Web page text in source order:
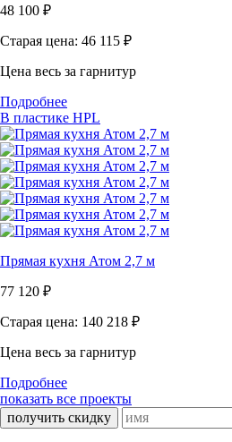
48 100 ₽
Старая цена: 46 115 ₽
Цена весь за гарнитур
Подробнее
В пластике HPL
Прямая кухня Атом 2,7 м
77 120 ₽
Старая цена: 140 218 ₽
Цена весь за гарнитур
Подробнее
показать все проекты
получить скидку